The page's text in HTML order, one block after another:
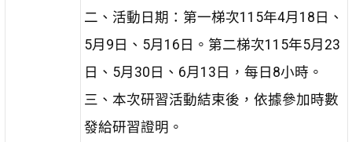
二、活動日期：第一梯次115年4月18日、
5月9日、5月16日。第二梯次115年5月23
日、5月30日、6月13日，每日8小時。
三、本次研習活動結束後，依據參加時數
發給研習證明。